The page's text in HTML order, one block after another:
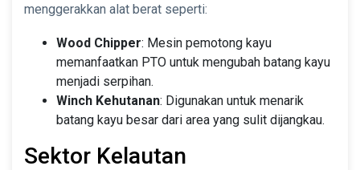
menggerakkan alat berat seperti:
Wood Chipper: Mesin pemotong kayu
memanfaatkan PTO untuk mengubah batang kayu
menjadi serpihan.
Winch Kehutanan: Digunakan untuk menarik
batang kayu besar dari area yang sulit dijangkau.
Sektor Kelautan